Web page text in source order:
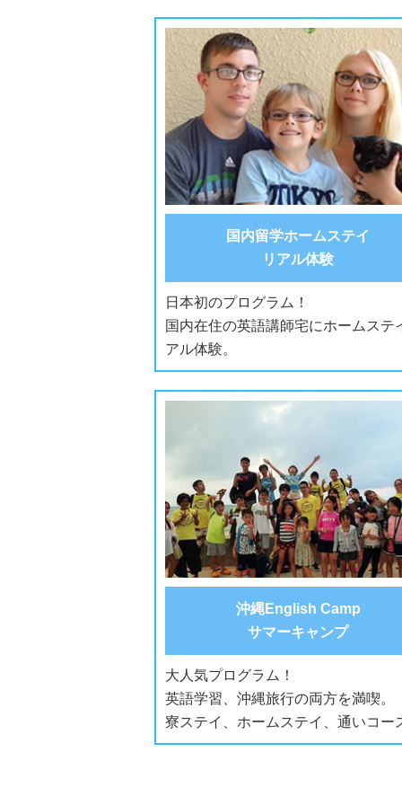
国内留学ホームステイ
リアル体験
日本初のプログラム！
国内在住の英語講師宅にホームステ
アル体験。
沖縄English Camp
サマーキャンプ
大人気プログラム！
英語学習、沖縄旅行の両方を満喫。
寮ステイ、ホームステイ、通いコー